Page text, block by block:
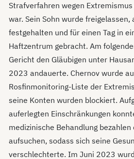
Strafverfahren wegen
war. Sein Sohn wurde
festgehalten und für einen Tag in
Haftzentrum gebracht. Am
Gericht den Gläubigen unter
2023 andauerte. Chernov wurde
Rosfinmonitoring-Liste der
seine Konten wurden blockiert.
auferlegten Einschränkungen
medizinische Behandlung bezahlen
aufsuchen, sodass sich seine
verschlechterte. Im Juni 2023